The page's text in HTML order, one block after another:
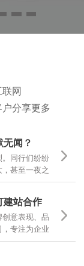
网
分享更多
闻？
同行们纷纷
甚至一夜之
无闻中挣扎
建站合作
意表现、品
专注为企业
，团队策划，